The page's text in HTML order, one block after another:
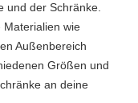
und der Schränke.
Materialien wie
Außenbereich
Größen und
an deine